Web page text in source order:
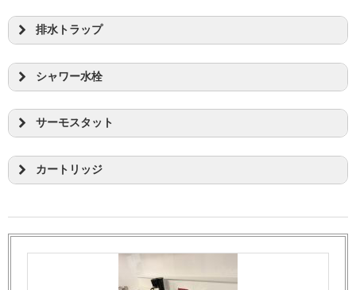
排水トラップ
シャワー水栓
サーモスタット
カートリッジ